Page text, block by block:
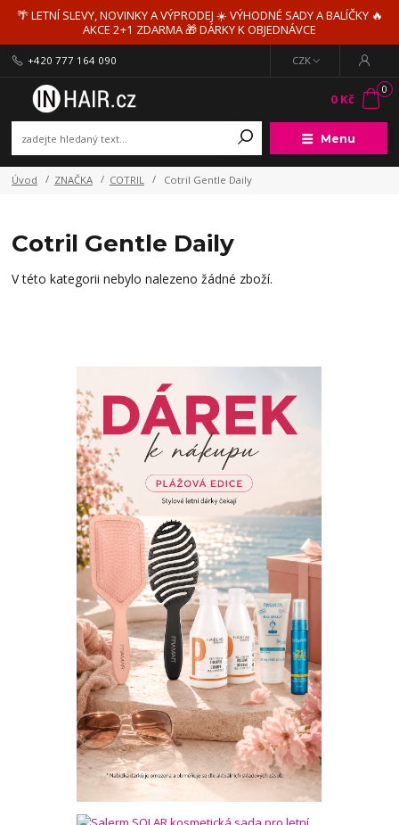
🌴 LETNÍ SLEVY, NOVINKY A VÝPRODEJ ☀️ VÝHODNÉ SADY A BALÍČKY 🔥
AKCE 2+1 ZDARMA 🎁 DÁRKY K OBJEDNÁVCE
Menu
CZK
+420 777 164 090
0
0 Kč
Úvod ZNAČKA COTRIL Cotril Gentle Daily
Cotril Gentle Daily
V této kategorii nebylo nalezeno žádné zboží.